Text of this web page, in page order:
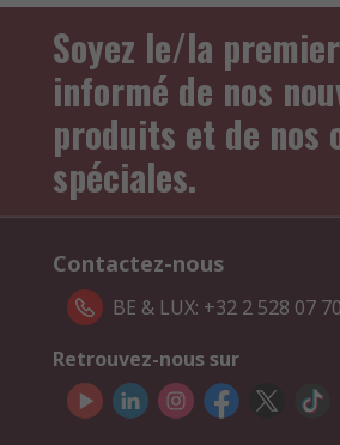
Soyez le/la
informé de nos
produits et de nos
spéciales.
Contactez-nous
BE & LUX: +32 2 528 07 70
Retrouvez-nous sur